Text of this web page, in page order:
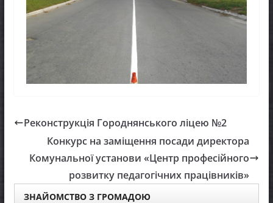
Реконструкція Городнянського ліцею №2
Конкурс на заміщення посади директора
Комунальної установи «Центр професійного
розвитку педагогічних працівників»
ЗНАЙОМСТВО З ГРОМАДОЮ